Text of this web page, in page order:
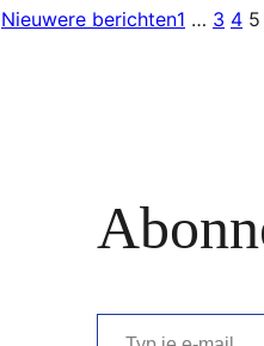
Nieuwere berichten1 … 3 4 5
Typ je e-mail…